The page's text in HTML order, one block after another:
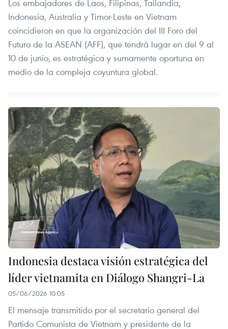
Los embajadores de Laos, Filipinas, Tailandia,
Indonesia, Australia y Timor-Leste en Vietnam
coincidieron en que la organización del III Foro del
Futuro de la ASEAN (AFF), que tendrá lugar en del 9 al
10 de junio, es estratégica y sumamente oportuna en
medio de la compleja coyuntura global.
Indonesia destaca visión estratégica del
líder vietnamita en Diálogo Shangri-La
05/06/2026 10:05
El mensaje transmitido por el secretario general del
Partido Comunista de Vietnam y presidente de la